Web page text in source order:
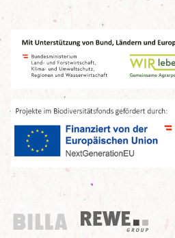
Billa
REWE Group